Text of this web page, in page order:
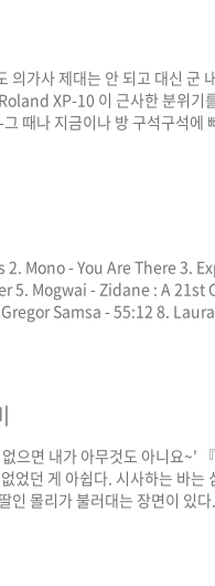
의가사 제대는 안 되고 대신 군
XP-10 이 근사한 분위기
때나 지금이나 방 구석구석
카를 싫어하지 않았고 인디락
Mono - You Are There 3.
5. Mogwai - Zidane : A
Samsa - 55:12 8.
으면 내가 아무것도 아니요~'
었던 게 아쉽다. 시사하는 바
몰리가 불러대는 장면이 있